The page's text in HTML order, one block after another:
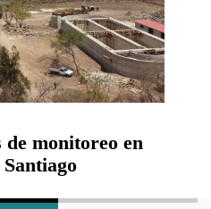
de monitoreo en